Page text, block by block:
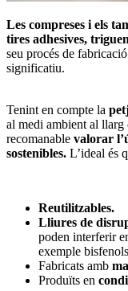
Les compreses i els
tires adhesives,
seu procés de
significatiu.
Tenint en compte la
al medi ambient al llarg
recomanable valorar
sostenibles. L’ideal és
Reutilitzables.
Lliures de
poden interferir
exemple
Fabricats amb
Produïts en